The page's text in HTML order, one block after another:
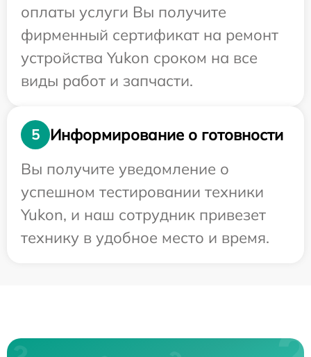
оплаты услуги Вы получите
фирменный сертификат на ремонт
устройства Yukon сроком на все
виды работ и запчасти.
5
Информирование о готовности
Вы получите уведомление о
успешном тестировании техники
Yukon, и наш сотрудник привезет
технику в удобное место и время.